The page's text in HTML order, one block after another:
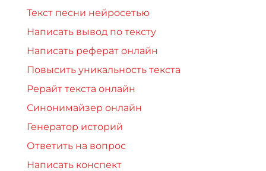
Текст песни нейросетью
Написать вывод по тексту
Написать реферат онлайн
Повысить уникальность текста
Рерайт текста онлайн
Синонимайзер онлайн
Генератор историй
Ответить на вопрос
Написать конспект